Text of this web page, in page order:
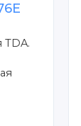
TDA.